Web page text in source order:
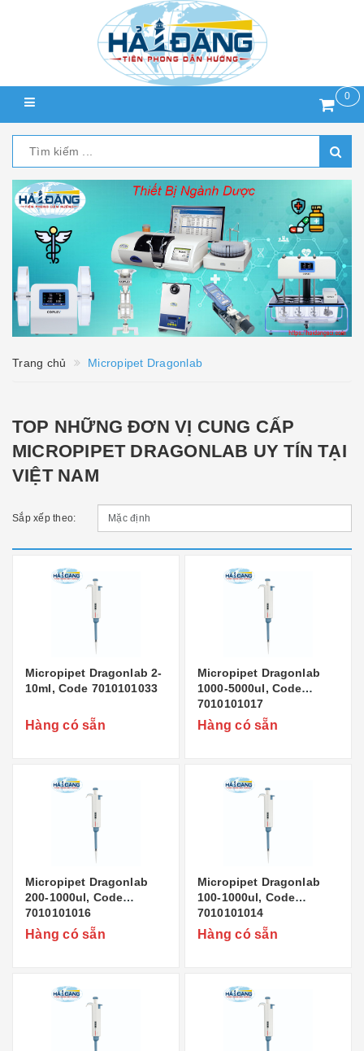
0
Trang chủ Micropipet Dragonlab
TOP NHỮNG ĐƠN VỊ CUNG CẤP
MICROPIPET DRAGONLAB UY TÍN TẠI
VIỆT NAM
Sắp xếp theo:
Micropipet Dragonlab 2-
10ml, Code 7010101033
Hàng có sẵn
Micropipet Dragonlab
1000-5000ul, Code
7010101017
Hàng có sẵn
Micropipet Dragonlab
200-1000ul, Code
7010101016
Hàng có sẵn
Micropipet Dragonlab
100-1000ul, Code
7010101014
Hàng có sẵn